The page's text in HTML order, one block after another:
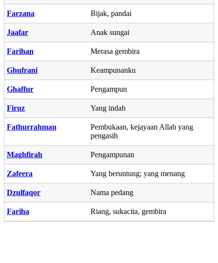
Farzana Bijak, pandai
Jaafar Anak sungai
Farihan Merasa gembira
Ghufrani Keampunanku
Ghaffur Pengampun
Firuz Yang indah
Fathurrahman
Pembukaan, kejayaan Allah yang
pengasih
Maghfirah Pengampunan
Zafeera Yang beruntung; yang menang
Dzulfaqor Nama pedang
Fariha Riang, sukacita, gembira